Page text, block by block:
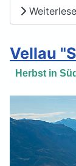
Vellau
Herbst in